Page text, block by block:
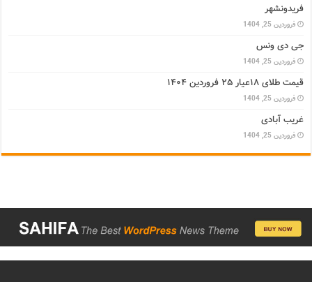
فریدونشهر
فروردین 25, 1404
جی دی ونس
فروردین 25, 1404
قیمت طلای ۱۸عیار ۲۵ فروردین ۱۴۰۴
فروردین 25, 1404
غریب آبادی
فروردین 25, 1404